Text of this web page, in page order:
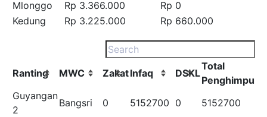
Mlonggo
Rp 3.366.000
Rp 0
Kedung
Rp 3.225.000 Rp 660.000
Ranting MWC ZakatInfaq DSKL
Total
Guyangan
2
Bangsri 0 5152700 0
5152700